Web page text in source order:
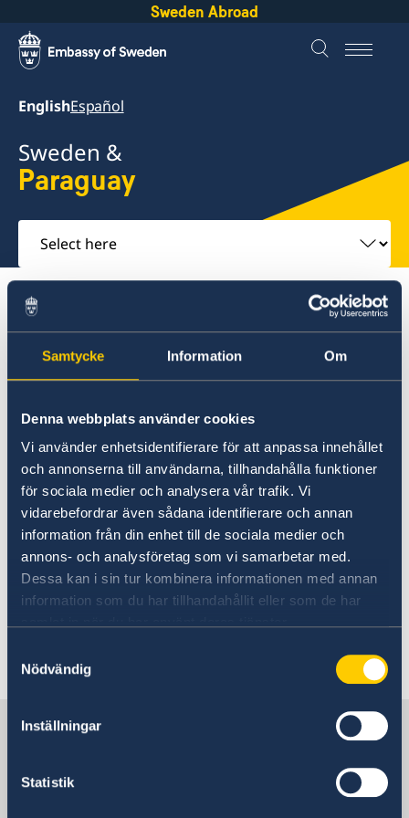
Samtycke Information Om
Denna webbplats använder cookies
Vi använder enhetsidentifierare för att anpassa innehållet
och annonserna till användarna, tillhandahålla funktioner
för sociala medier och analysera vår trafik. Vi
vidarebefordrar även sådana identifierare och annan
information från din enhet till de sociala medier och
annons- och analysföretag som vi samarbetar med.
Dessa kan i sin tur kombinera informationen med annan
information som du har tillhandahållit eller som de har
Nödvändig
Inställningar
Statistik
Sweden Abroad
EnglishEspañol
Sweden &
Paraguay
Select
here
Going to Sweden?
Paraguay
Visiting Sweden
Studying in Sweden
Moving to Sweden
Migration Services at the Embassy in Buenos Aires
Processing of personal data
Going to Sweden
Here you can find information about
traveling to Sweden, as well as
studying and moving to Sweden.
Please note that more comprehensive
information is available on the Spanish
version of the website. You can switch
page.
Sweden in Paraguay
Sweden's mission abroad